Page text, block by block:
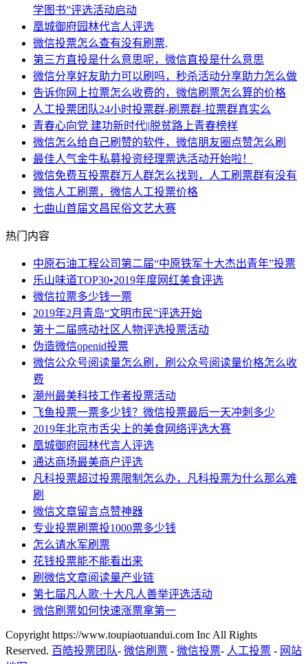
学图书”评选活动启动
凰城御府园林代言人评选
微信投票怎么查有没有刷票,
第三方直投是什么意思呢，微信直投是什么意思
微信分享好友助力可以刷吗，秒杀活动分享助力怎么做
告诉你网上拉票怎么收费的，微信刷票怎么算的价格
人工投票团队24小时投票群-刷票群-拉票群真实么
青春心向党 建功新时代||脱贫路上青春榜样
微信怎么给自己刷赞的软件，微信朋友圈点赞怎么刷
最佳人气金牛私募投资经理票选活动开始啦！
微信免费互投票群万人群怎么找到，人工刷票群有没有
微信人工刷票，微信人工投票价格
七曲山首届文昌民俗文艺大赛
热门内容
中原石油工程公司第二届“中原铁军十大杰出青年”投票
乐山味道TOP30•2019年度网红美食评选
微信拉票多少钱一票
2019年2月青岛“文明市民”评选开始
第十二届感动社区人物评选投票活动
伪造微信openid投票
微信公众号阅读量怎么刷，刷公众号阅读量价格怎么收
费
潮州最美科技工作者投票活动
飞鱼投票一票多少钱？微信投票最后一天冲刺多少
2019年北京市舌尖上的美食网络评选大赛
凰城御府园林代言人评选
通达商场最美商户评选
凡科投票超过投票限制怎么办，凡科投票为什么那么难
刷
微信文章留言点赞神器
专业投票刷票投1000票多少钱
怎么请水军刷票
花钱投票能不能看出来
刷微信文章阅读量产业链
第七届凡人歌·十大凡人善举评选活动
微信刷票如何快速涨票拿第一
Copyright https://www.toupiaotuandui.com Inc All Rights
Reserved. 百皓投票团队- 微信刷票 - 微信投票- 人工投票 - 网站